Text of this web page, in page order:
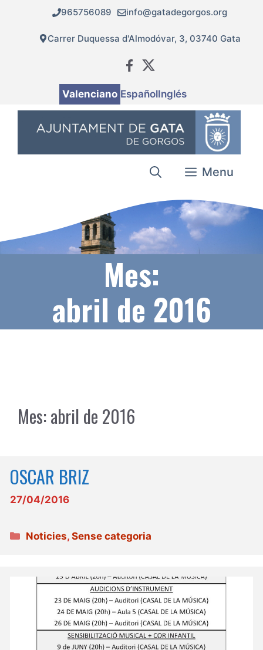
contingut
965756089 info@gatadegorgos.org
Carrer Duquessa d'Almodóvar, 3, 03740 Gata
Valenciano EspañolInglés
Menu
Mes:
abril de 2016
Mes:abril de 2016
OSCAR BRIZ
27/04/2016
Categories
Noticies,Sense categoria